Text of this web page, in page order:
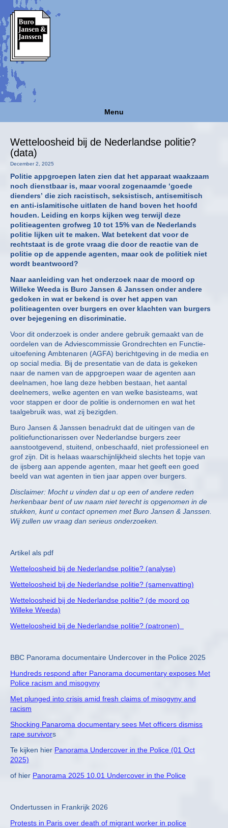
Menu
Wetteloosheid bij de Nederlandse politie?
(data)
December 2, 2025
Politie appgroepen laten zien dat het apparaat waakzaam
noch dienstbaar is, maar vooral zogenaamde ‘goede
dienders’ die zich racistisch, seksistisch, antisemitisch
en anti-islamitische uitlaten de hand boven het hoofd
houden. Leiding en korps kijken weg terwijl deze
politieagenten grofweg 10 tot 15% van de Nederlands
politie lijken uit te maken. Wat betekent dat voor de
rechtstaat is de grote vraag die door de reactie van de
politie op de appende agenten, maar ook de politiek niet
wordt beantwoord?
Naar aanleiding van het onderzoek naar de moord op
Willeke Weeda is Buro Jansen & Janssen onder andere
gedoken in wat er bekend is over het appen van
politieagenten over burgers en over klachten van burgers
over bejegening en discriminatie.
Voor dit onderzoek is onder andere gebruik gemaakt van de
oordelen van de Adviescommissie Grondrechten en Functie-
uitoefening Ambtenaren (AGFA) berichtgeving in de media en
op social media. Bij de presentatie van de data is gekeken
naar de namen van de appgroepen waar de agenten aan
deelnamen, hoe lang deze hebben bestaan, het aantal
deelnemers, welke agenten en van welke basisteams, wat
voor stappen er door de politie is ondernomen en wat het
taalgebruik was, wat zij bezigden.
Buro Jansen & Janssen benadrukt dat de uitingen van de
politiefunctionarissen over Nederlandse burgers zeer
aanstootgevend, stuitend, onbeschaafd, niet professioneel en
grof zijn. Dit is helaas waarschijnlijkheid slechts het topje van
de ijsberg aan appende agenten, maar het geeft een goed
beeld van wat agenten in tien jaar appen over burgers.
Disclaimer: Mocht u vinden dat u op een of andere reden
herkenbaar bent of uw naam niet terecht is opgenomen in de
stukken, kunt u contact opnemen met Buro Jansen & Janssen.
Wij zullen uw vraag dan serieus onderzoeken.
Artikel als pdf
Wetteloosheid bij de Nederlandse politie? (analyse)
Wetteloosheid bij de Nederlandse politie? (samenvatting)
Wetteloosheid bij de Nederlandse politie? (de moord op
Willeke Weeda)
Wetteloosheid bij de Nederlandse politie? (patronen)
BBC Panorama documentaire Undercover in the Police 2025
Hundreds respond after Panorama documentary exposes Met
Police racism and misogyny
Met plunged into crisis amid fresh claims of misogyny and
racism
Shocking Panaroma documentary sees Met officers dismiss
rape survivors
Te kijken hier Panorama Undercover in the Police (01 Oct
2025)
of hier Panorama 2025 10.01 Undercover in the Police
Ondertussen in Frankrijk 2026
Protests in Paris over death of migrant worker in police